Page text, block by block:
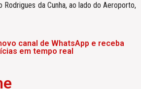
Rodrigues da Cunha, ao lado do Aeroporto,
canal de WhatsApp e receba
em tempo real